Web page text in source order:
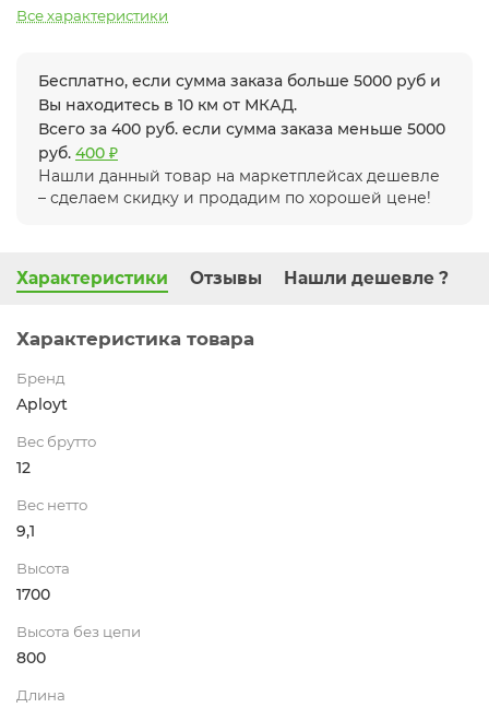
Все характеристики
Бесплатно, если сумма заказа больше 5000 руб и
Вы находитесь в 10 км от МКАД.
Всего за 400 руб. если сумма заказа меньше 5000
руб. 400 ₽
Нашли данный товар на маркетплейсах дешевле
– сделаем скидку и продадим по хорошей цене!
Характеристики Отзывы Нашли дешевле ?
Характеристика товара
Бренд
Aployt
Вес брутто
12
Вес нетто
9,1
Высота
1700
Высота без цепи
800
Длина